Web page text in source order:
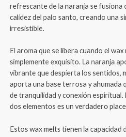
refrescante de la naranja se fusiona
calidez del palo santo, creando una
irresistible.
El aroma que se libera cuando el
simplemente exquisito. La naranja
vibrante que despierta los sentidos,
aporta una base terrosa y ahumada
de tranquilidad y conexión espiritual.
dos elementos es un verdadero
Estos wax melts tienen la